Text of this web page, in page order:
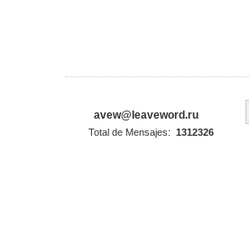
avew@leaveword.ru
Total de Mensajes: 1312326